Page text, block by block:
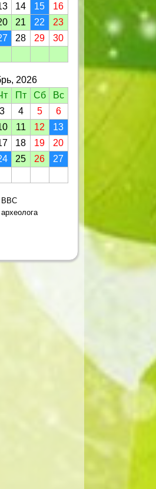
14 15
16
21 22
23
28 29
30
2026
Пт Сб
Вс
3 4 5
6
11 12
13
18 19
20
25 26
27
ВВС